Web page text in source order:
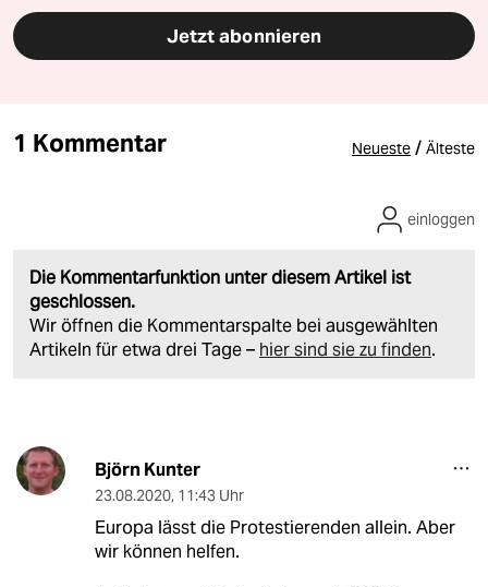
Jetzt abonnieren
1 Kommentar Neueste / Älteste
Die Kommentarfunktion unter diesem Artikel ist
geschlossen.
Wir öffnen die Kommentarspalte bei ausgewählten
Artikeln für etwa drei Tage – hier sind sie zu finden.
einloggen
Björn Kunter
23.08.2020, 11:43 Uhr
Europa lässt die Protestierenden allein. Aber
wir können helfen.